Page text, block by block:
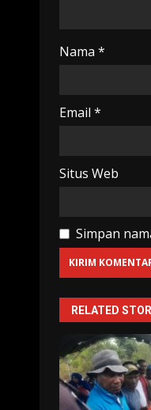
Nama *
Email *
Situs Web
Simpan
RELATED